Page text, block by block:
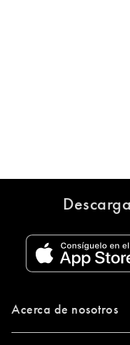
Acerca de nosotros